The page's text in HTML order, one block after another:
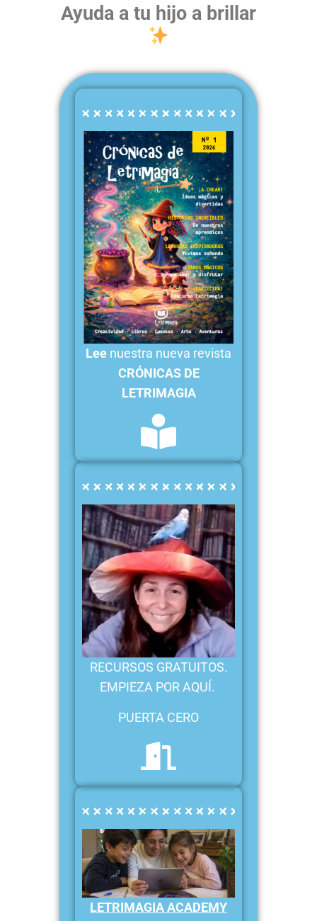
Ayuda a tu hijo a brillar
Lee nuestra nueva revista
CRÓNICAS DE
LETRIMAGIA
RECURSOS GRATUITOS.
EMPIEZA POR AQUÍ.
PUERTA CERO
LETRIMAGIA ACADEMY